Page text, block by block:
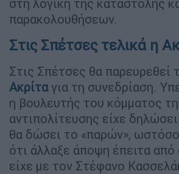
στη λογική της καταστολής
παρακολουθήσεων.
Στις Σπέτσες τελικά η
Στις Σπέτσες θα παρευρεθεί
Ακρίταγια τη συνεδρίαση.
η βουλευτής του κόμματος
αντιπολίτευσης είχε
θα δώσει το «παρών», ωστόσο
ότι άλλαξε άποψη έπειτα
είχε με τον Στέφανο